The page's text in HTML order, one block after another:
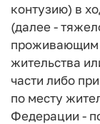
контузию) в
(далее -
проживающим
жительства
части либо
по месту
Федерации -